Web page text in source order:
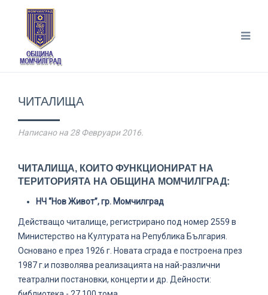
ЧИТАЛИЩА
Написано на 28 Февруари 2016
ЧИТАЛИЩА, КОИТО ФУНКЦИОНИРАТ НА
ТЕРИТОРИЯТА НА ОБЩИНА МОМЧИЛГРАД:
НЧ “Нов Живот”, гр. Момчилград
Действащо читалище, регистрирано под номер 2559 в
Министерство на Културата на Република България.
Основано е през 1926 г. Новата сграда е построена през
1987 г.и позволява реализацията на най-различни
театрални постановки, концерти и др. Дейности: